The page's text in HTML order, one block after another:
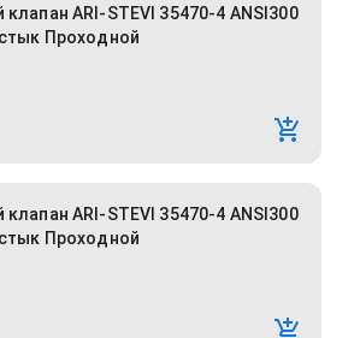
ARI-STEVI 35470-4 ANSI300
Проходной
ARI-STEVI 35470-4 ANSI300
Проходной